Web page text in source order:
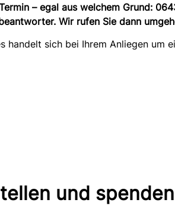
– egal aus welchem Grund:
Wir rufen Sie dann
handelt sich bei Ihrem Anliegen um
und spenden